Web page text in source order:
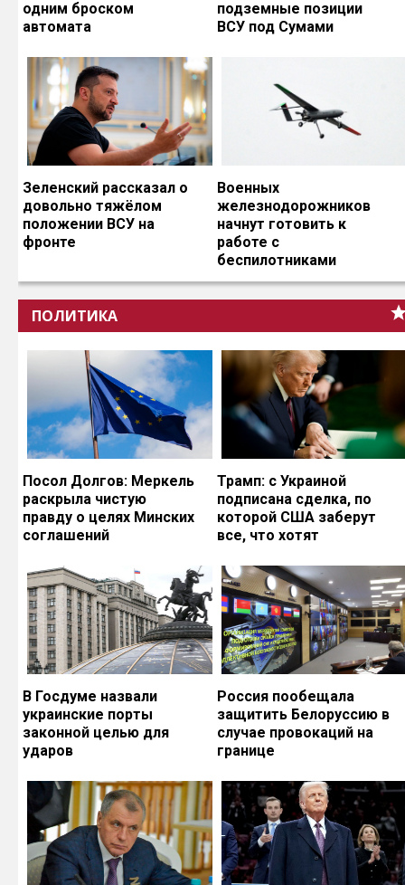
одним броском
автомата
подземные позиции
ВСУ под Сумами
Зеленский рассказал о
довольно тяжёлом
положении ВСУ на
фронте
Военных
железнодорожников
начнут готовить к
работе с
беспилотниками
ПОЛИТИКА
Посол Долгов: Меркель
раскрыла чистую
правду о целях Минских
соглашений
Трамп: с Украиной
подписана сделка, по
которой США заберут
все, что хотят
В Госдуме назвали
украинские порты
законной целью для
ударов
Россия пообещала
защитить Белоруссию в
случае провокаций на
границе